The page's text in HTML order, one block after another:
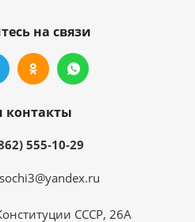
на связи
555-10-29
СССР, 26А